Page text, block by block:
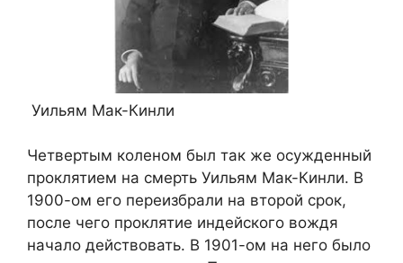
Уильям Мак-Кинли
Четвертым коленом был так же осужденный
проклятием на смерть Уильям Мак-Кинли. В
1900-ом его переизбрали на второй срок,
после чего проклятие индейского вождя
начало действовать. В 1901-ом на него было